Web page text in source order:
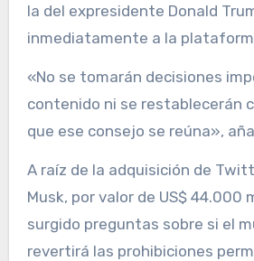
la del expresidente Donald
inmediatamente a la
«No se tomarán decisiones
contenido ni se restablecerán
que ese consejo se reúna»,
A raíz de la adquisición de
Musk, por valor de US$ 44.000
surgido preguntas sobre si el
revertirá las prohibiciones